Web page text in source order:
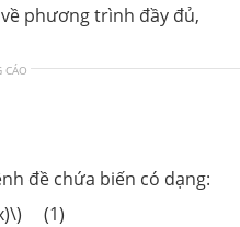
phương trình đầy đủ,
CÁO
đề chứa biến có dạng:
(1)